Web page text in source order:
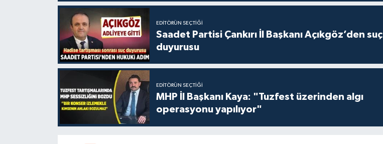
EDITÖRÜN SEÇTIĞI
Saadet Partisi Çankırı İl Başkanı Açıkgöz’den suç
duyurusu
EDITÖRÜN SEÇTIĞI
MHP İl Başkanı Kaya: "Tuzfest üzerinden algı
operasyonu yapılıyor"